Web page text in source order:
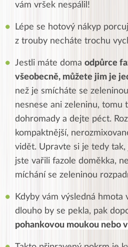
vám vršek nespálil!
Lépe se hotový nákyp
z trouby necháte trochu
Jestli máte doma odpůrce
všeobecně, můžete jim je
než je smícháte se
nesnese ani zeleninu, tomu
dohromady a dejte péct.
kompaktnější,
vidět. Upravte si je tedy tak,
jste vařili fazole doměkka,
míchání se zeleninou
Kdyby vám výsledná hmota
dlouho by se pekla, pak
pohankovou moukou nebo